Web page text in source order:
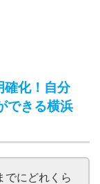
確化！自分
できる横浜
でにどれくら